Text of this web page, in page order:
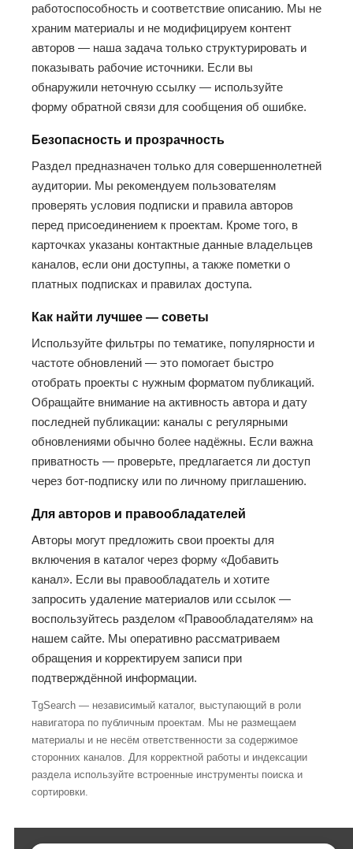
работоспособность и соответствие описанию. Мы не
храним материалы и не модифицируем контент
авторов — наша задача только структурировать и
показывать рабочие источники. Если вы
обнаружили неточную ссылку — используйте
форму обратной связи для сообщения об ошибке.
Безопасность и прозрачность
Раздел предназначен только для совершеннолетней
аудитории. Мы рекомендуем пользователям
проверять условия подписки и правила авторов
перед присоединением к проектам. Кроме того, в
карточках указаны контактные данные владельцев
каналов, если они доступны, а также пометки о
платных подписках и правилах доступа.
Как найти лучшее — советы
Используйте фильтры по тематике, популярности и
частоте обновлений — это помогает быстро
отобрать проекты с нужным форматом публикаций.
Обращайте внимание на активность автора и дату
последней публикации: каналы с регулярными
обновлениями обычно более надёжны. Если важна
приватность — проверьте, предлагается ли доступ
через бот-подписку или по личному приглашению.
Для авторов и правообладателей
Авторы могут предложить свои проекты для
включения в каталог через форму «Добавить
канал». Если вы правообладатель и хотите
запросить удаление материалов или ссылок —
воспользуйтесь разделом «Правообладателям» на
нашем сайте. Мы оперативно рассматриваем
обращения и корректируем записи при
подтверждённой информации.
TgSearch — независимый каталог, выступающий в роли
навигатора по публичным проектам. Мы не размещаем
материалы и не несём ответственности за содержимое
сторонних каналов. Для корректной работы и индексации
раздела используйте встроенные инструменты поиска и
сортировки.